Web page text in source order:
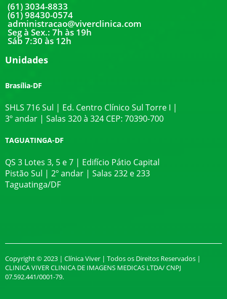
(61) 3034-8833
(61) 98430-0574
administracao@viverclinica.com
Seg à Sex.: 7h às 19h
Sáb 7:30 às 12h
Unidades
Brasília-DF
SHLS 716 Sul | Ed. Centro Clínico Sul Torre I |
3º andar | Salas 320 à 324 CEP: 70390-700
TAGUATINGA-DF
QS 3 Lotes 3, 5 e 7 | Edifício Pátio Capital
Pistão Sul | 2º andar | Salas 232 e 233
Taguatinga/DF
Copyright © 2023 | Clínica Viver | Todos os Direitos Reservados |
CLINICA VIVER CLINICA DE IMAGENS MEDICAS LTDA/ CNPJ
07.592.441/0001-79.